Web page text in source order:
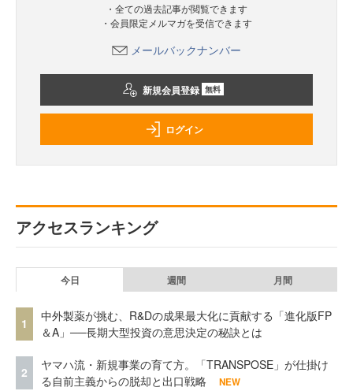
・全ての過去記事が閲覧できます
・会員限定メルマガを受信できます
メールバックナンバー
新規会員登録 無料
ログイン
アクセスランキング
今日 週間 月間
1
中外製薬が挑む、R&Dの成果最大化に貢献する「進化版FP
＆A」──長期大型投資の意思決定の秘訣とは
2
ヤマハ流・新規事業の育て方。「TRANSPOSE」が仕掛け
る自前主義からの脱却と出口戦略
NEW